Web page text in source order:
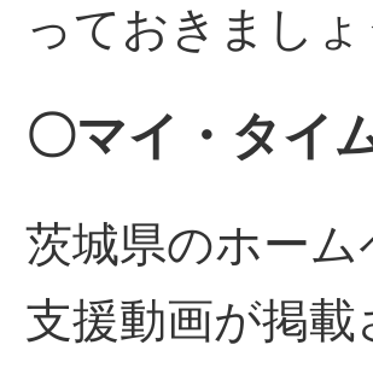
っておきまし
〇マイ・タイ
茨城県のホー
支援動画が掲